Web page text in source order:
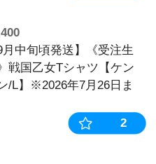
¥23,100
【9月中旬頃
産》戦国乙
ホルダー水